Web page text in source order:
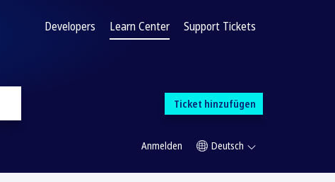
Developers Learn Center Support Tickets
Ticket hinzufügen
Deutsch
Anmelden